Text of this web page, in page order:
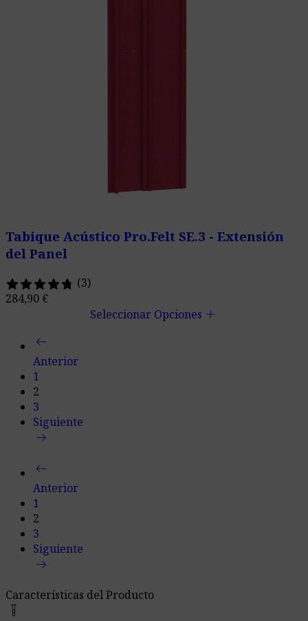
Tabique Acústico Pro.Felt SE.3 - Extensión
del Panel
(3)
284,90 €
Seleccionar Opciones add
arrow_left_alt
Anterior
1
2
3
Siguiente
arrow_right_alt
arrow_left_alt
Anterior
1
2
3
Siguiente
arrow_right_alt
Características del Producto
home_improvement_and_tools